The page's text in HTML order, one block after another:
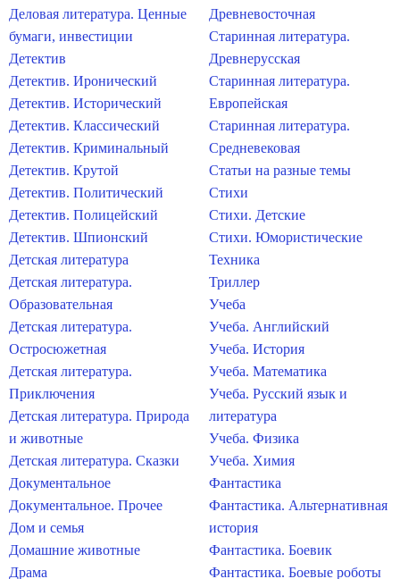
Деловая литература. Ценные
бумаги, инвестиции
Детектив
Детектив. Иронический
Детектив. Исторический
Детектив. Классический
Детектив. Криминальный
Детектив. Крутой
Детектив. Политический
Детектив. Полицейский
Детектив. Шпионский
Детская литература
Детская литература.
Образовательная
Детская литература.
Остросюжетная
Детская литература.
Приключения
Детская литература. Природа
и животные
Детская литература. Сказки
Документальное
Документальное. Прочее
Дом и семья
Домашние животные
Драма
Древневосточная
Старинная литература.
Древнерусская
Старинная литература.
Европейская
Старинная литература.
Средневековая
Статьи на разные темы
Стихи
Стихи. Детские
Стихи. Юмористические
Техника
Триллер
Учеба
Учеба. Английский
Учеба. История
Учеба. Математика
Учеба. Русский язык и
литература
Учеба. Физика
Учеба. Химия
Фантастика
Фантастика. Альтернативная
история
Фантастика. Боевик
Фантастика. Боевые роботы